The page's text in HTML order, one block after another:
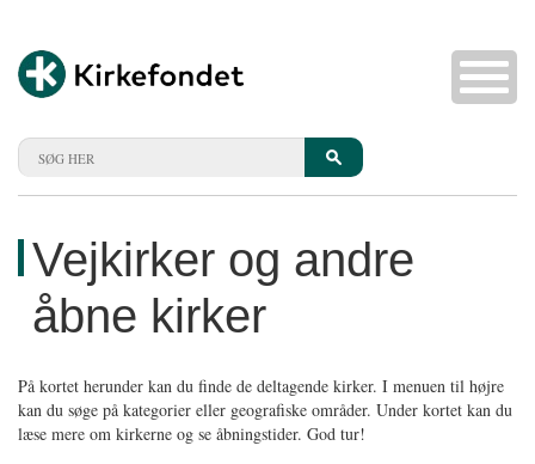
Vejkirker og andre
åbne kirker
På kortet herunder kan du finde de deltagende kirker. I menuen til højre
kan du søge på kategorier eller geografiske områder. Under kortet kan du
læse mere om kirkerne og se åbningstider. God tur!